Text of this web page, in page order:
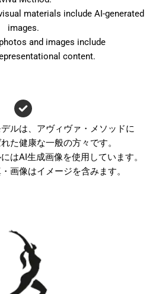
materials include AI-generated
images.
and images include
content.
ルは、アヴィヴァ・メソッドに
た健康な一般の方々です。
はAI生成画像を使用しています。
画像はイメージを含みます。